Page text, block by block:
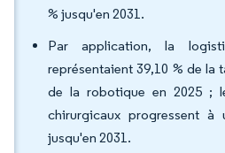
% jusqu'en 2031.
Par application, la
représentaient 39,10 % de la
de la robotique en 2025 ;
chirurgicaux progressent
jusqu'en 2031.